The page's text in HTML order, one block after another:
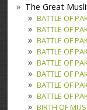
The Great
BATTLE OF
BATTLE OF
BATTLE OF
BATTLE OF
BATTLE OF
BATTLE OF
BATTLE OF
BATTLE OF
BIRTH OF